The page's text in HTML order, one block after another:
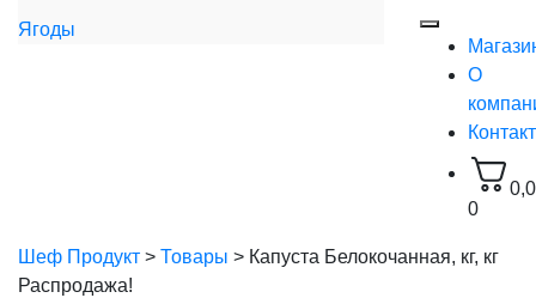
Ягоды
О
0
Шеф Продукт > Товары > Капуста Белокочанная, кг, кг
Распродажа!